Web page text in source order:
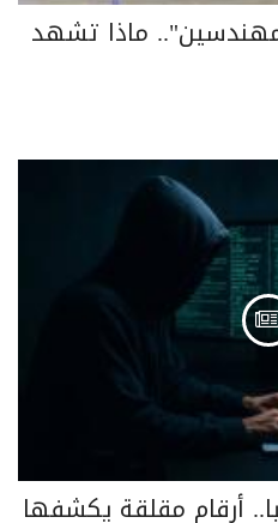
ماذا تشهد
أرقام مقلقة يكشفها